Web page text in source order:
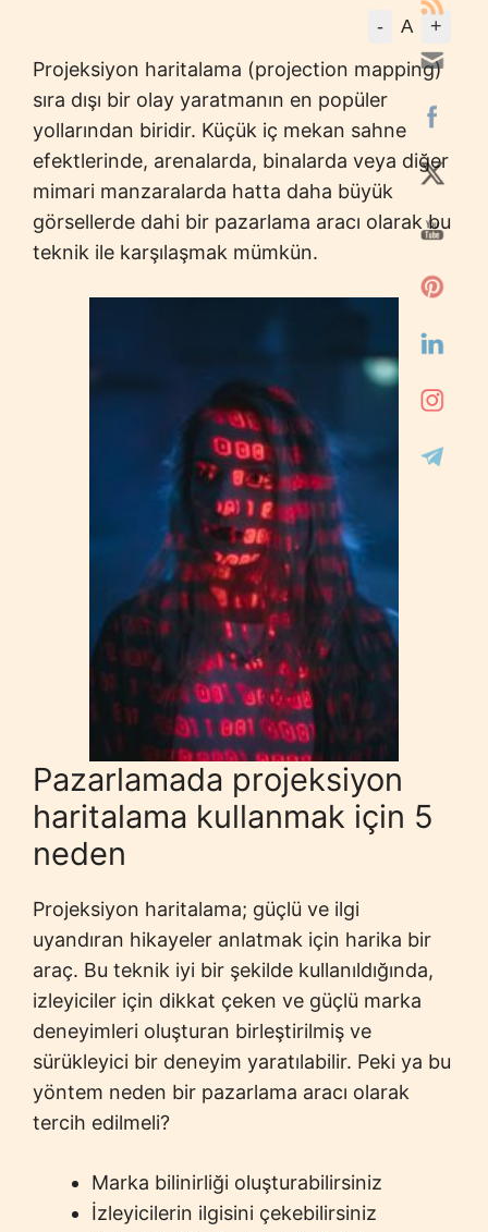
- A +
Projeksiyon haritalama (projection mapping)
sıra dışı bir olay yaratmanın en popüler
yollarından biridir. Küçük iç mekan sahne
efektlerinde, arenalarda, binalarda veya diğer
mimari manzaralarda hatta daha büyük
görsellerde dahi bir pazarlama aracı olarak bu
teknik ile karşılaşmak mümkün.
Pazarlamada projeksiyon
haritalama kullanmak için 5
neden
Projeksiyon haritalama; güçlü ve ilgi
uyandıran hikayeler anlatmak için harika bir
araç. Bu teknik iyi bir şekilde kullanıldığında,
izleyiciler için dikkat çeken ve güçlü marka
deneyimleri oluşturan birleştirilmiş ve
sürükleyici bir deneyim yaratılabilir. Peki ya bu
yöntem neden bir pazarlama aracı olarak
tercih edilmeli?
Marka bilinirliği oluşturabilirsiniz
İzleyicilerin ilgisini çekebilirsiniz